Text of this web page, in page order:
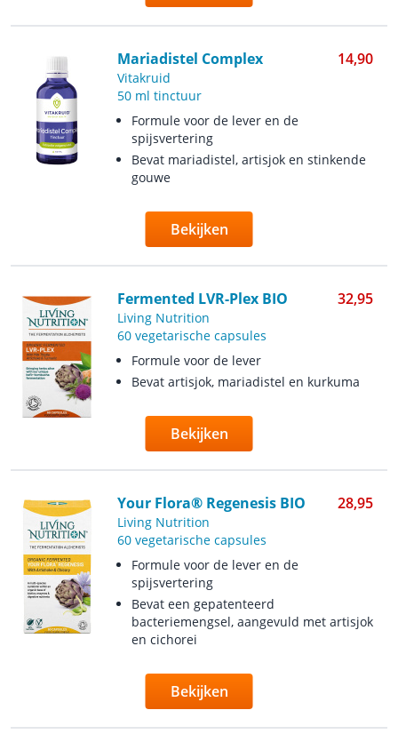
Mariadistel Complex 14,90
Vitakruid
50 ml tinctuur
Formule voor de lever en de
spijsvertering
Bevat mariadistel, artisjok en stinkende
gouwe
Bekijken
Fermented LVR-Plex BIO 32,95
Living Nutrition
60 vegetarische capsules
Formule voor de lever
Bevat artisjok, mariadistel en kurkuma
Bekijken
Your Flora® Regenesis BIO 28,95
Living Nutrition
60 vegetarische capsules
Formule voor de lever en de
spijsvertering
Bevat een gepatenteerd
bacteriemengsel, aangevuld met artisjok
en cichorei
Bekijken